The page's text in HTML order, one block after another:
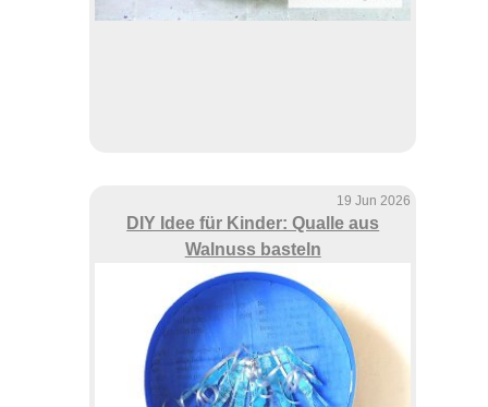
19 Jun 2026
DIY Idee für Kinder: Qualle aus
Walnuss basteln